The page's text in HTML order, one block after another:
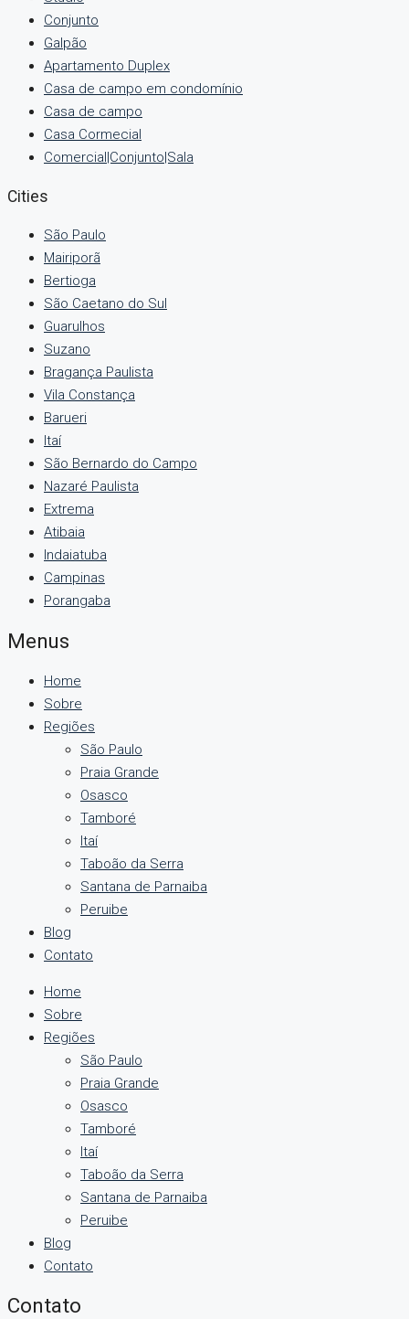
Conjunto
Galpão
Apartamento Duplex
Casa de campo em condomínio
Casa de campo
Casa Cormecial
Comercial|Conjunto|Sala
Cities
São Paulo
Mairiporã
Bertioga
São Caetano do Sul
Guarulhos
Suzano
Bragança Paulista
Vila Constança
Barueri
Itaí
São Bernardo do Campo
Nazaré Paulista
Extrema
Atibaia
Indaiatuba
Campinas
Porangaba
Menus
Home
Sobre
Regiões
São Paulo
Praia Grande
Osasco
Tamboré
Itaí
Taboão da Serra
Santana de Parnaiba
Peruibe
Blog
Contato
Home
Sobre
Regiões
São Paulo
Praia Grande
Osasco
Tamboré
Itaí
Taboão da Serra
Santana de Parnaiba
Peruibe
Blog
Contato
Contato